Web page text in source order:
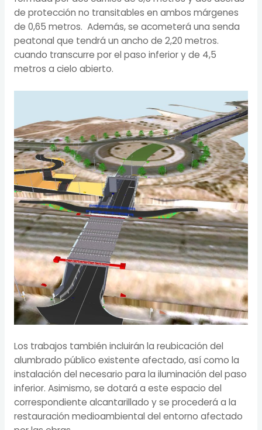
de protección no transitables en ambos márgenes
de 0,65 metros. Además, se acometerá una senda
peatonal que tendrá un ancho de 2,20 metros.
cuando transcurre por el paso inferior y de 4,5
metros a cielo abierto.
Los trabajos también incluirán la reubicación del
alumbrado público existente afectado, así como la
instalación del necesario para la iluminación del paso
inferior. Asimismo, se dotará a este espacio del
correspondiente alcantarillado y se procederá a la
restauración medioambiental del entorno afectado